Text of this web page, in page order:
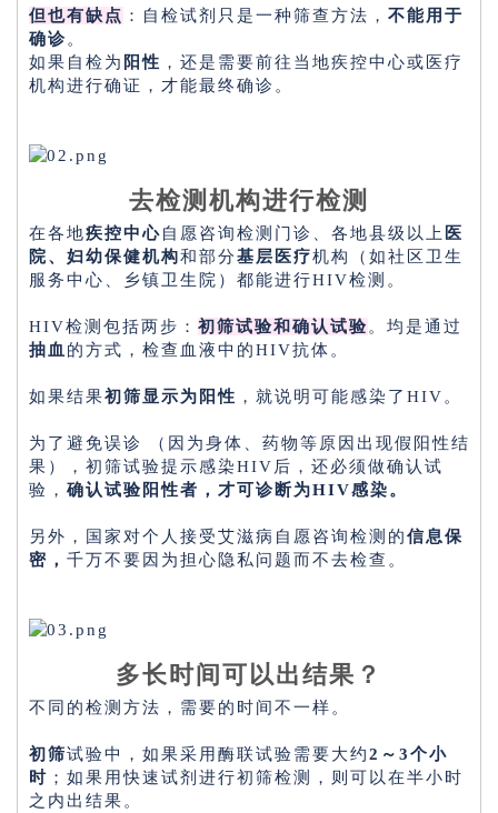
但也有缺点 ：自检试剂只是一种筛查方法， 不能用于
确诊。
如果自检为 阳性 ，还是需要前往当地疾控中心或医疗
机构进行确证，才能最终确诊。
去检测机构进行检测
在各地疾控中心自愿咨询检测门诊、各地县级以上 医
院、妇幼保健机构和部分基层医疗机构（如社区卫生
服务中心、乡镇卫生院）都能进行HIV检测。
HIV检测包括两步： 初筛试验和确认试验。均是通过
抽血 的方式，检查血液中的HIV抗体。
如果结果初筛显示为阳性 ，就说明可能感染了HIV。
为了避免误诊 （因为身体、药物等原因出现假阳性结
果），初筛试验提示感染HIV后，还必须做确认试
验， 确认试验阳性者，才可诊断为HIV感染。
另外，国家对个人接受艾滋病自愿咨询检测的信息保
密， 千万不要因为担心隐私问题而不去检查。
多长时间可以出结果？
不同的检测方法，需要的时间不一样。
初筛试验中，如果采用酶联试验需要大约2～3个小
时 ；如果用快速试剂进行初筛检测，则可以在半小时
之内出结果。